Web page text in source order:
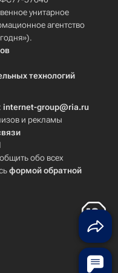
унитарное
агентство
технологий
internet-group@ria.ru
и рекламы
обо всех
формой обратной